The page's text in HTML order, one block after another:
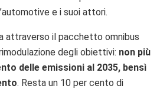
e i suoi attori.
attraverso il pacchetto omnibus
degli obiettivi: non più
delle emissioni al 2035, bensì
. Resta un 10 per cento di